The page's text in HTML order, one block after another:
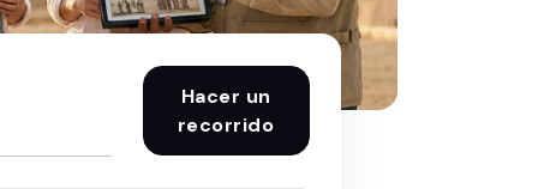
Hacer un
recorrido